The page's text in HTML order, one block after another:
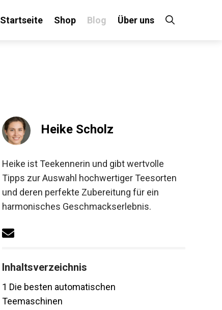
Startseite Shop Blog Über uns
Heike Scholz
Heike ist Teekennerin und gibt wertvolle
Tipps zur Auswahl hochwertiger Teesorten
und deren perfekte Zubereitung für ein
harmonisches Geschmackserlebnis.
Inhaltsverzeichnis
1 Die besten automatischen
Teemaschinen